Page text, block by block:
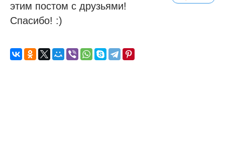
этим постом с друзьями!
Спасибо! :)